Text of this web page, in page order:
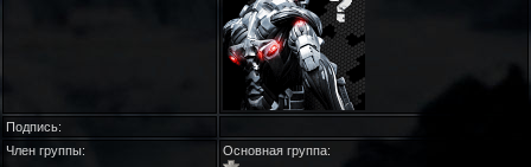
Подпись:
Член группы:
Основная группа: